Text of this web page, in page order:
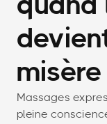
quand
misère
Massages
pleine